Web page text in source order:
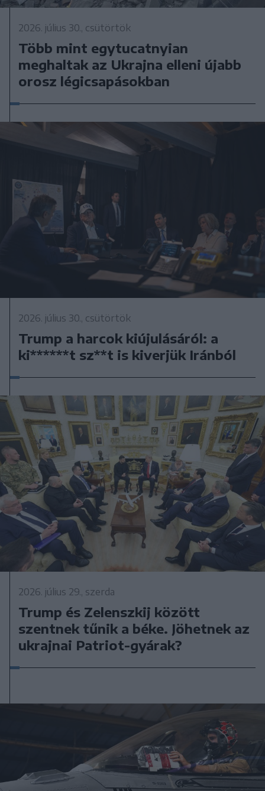
2026. július 30., csütörtök
Több mint egytucatnyian
meghaltak az Ukrajna elleni újabb
orosz légicsapásokban
2026. július 30., csütörtök
Trump a harcok kiújulásáról: a
ki******t sz**t is kiverjük Iránból
2026. július 29., szerda
Trump és Zelenszkij között
szentnek tűnik a béke. Jöhetnek az
ukrajnai Patriot-gyárak?